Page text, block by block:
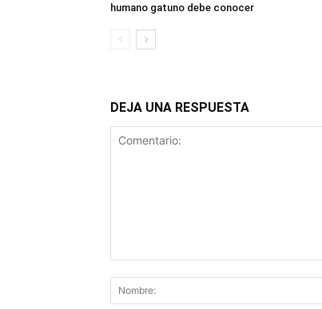
humano gatuno debe conocer
DEJA UNA RESPUESTA